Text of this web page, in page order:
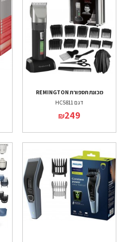
מכונת תספורת REMINGTON
דגם HC5811
₪249